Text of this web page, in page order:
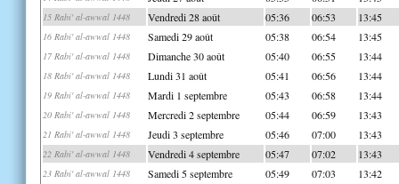
15 Rabi' al-awwal 1448 Vendredi 28 août 05:36 06:53 13:45
16 Rabi' al-awwal 1448 Samedi 29 août 05:38 06:54 13:45
17 Rabi' al-awwal 1448 Dimanche 30 août 05:40 06:55 13:44
18 Rabi' al-awwal 1448 Lundi 31 août 05:41 06:56 13:44
19 Rabi' al-awwal 1448 Mardi 1 septembre 05:43 06:58 13:44
20 Rabi' al-awwal 1448 Mercredi 2 septembre 05:44 06:59 13:43
21 Rabi' al-awwal 1448 Jeudi 3 septembre 05:46 07:00 13:43
22 Rabi' al-awwal 1448 Vendredi 4 septembre 05:47 07:02 13:43
23 Rabi' al-awwal 1448 Samedi 5 septembre 05:49 07:03 13:42